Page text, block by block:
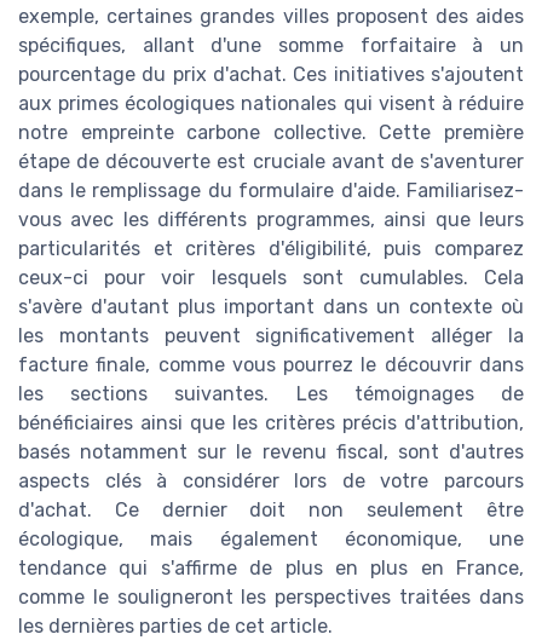
exemple, certaines grandes villes proposent des aides
spécifiques, allant d'une somme forfaitaire à un
pourcentage du prix d'achat. Ces initiatives s'ajoutent
aux primes écologiques nationales qui visent à réduire
notre empreinte carbone collective. Cette première
étape de découverte est cruciale avant de s'aventurer
dans le remplissage du formulaire d'aide. Familiarisez-
vous avec les différents programmes, ainsi que leurs
particularités et critères d'éligibilité, puis comparez
ceux-ci pour voir lesquels sont cumulables. Cela
s'avère d'autant plus important dans un contexte où
les montants peuvent significativement alléger la
facture finale, comme vous pourrez le découvrir dans
les sections suivantes. Les témoignages de
bénéficiaires ainsi que les critères précis d'attribution,
basés notamment sur le revenu fiscal, sont d'autres
aspects clés à considérer lors de votre parcours
d'achat. Ce dernier doit non seulement être
écologique, mais également économique, une
tendance qui s'affirme de plus en plus en France,
comme le souligneront les perspectives traitées dans
les dernières parties de cet article.